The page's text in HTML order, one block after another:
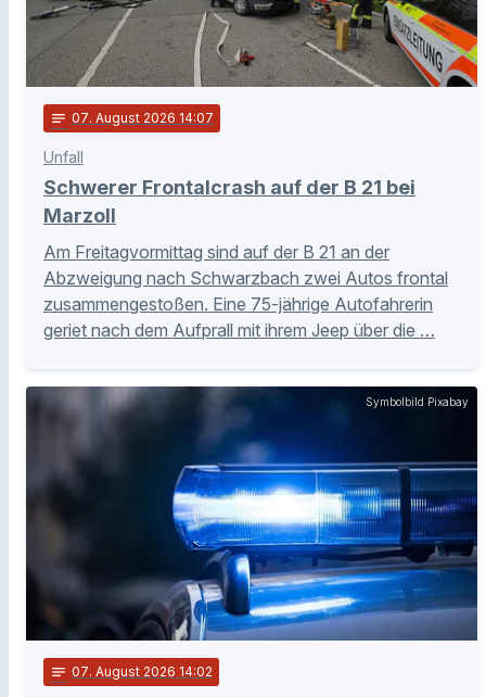
notes 07. August 2026 14:07
Unfall
Schwerer Frontalcrash auf der B 21 bei
Marzoll
Am Freitagvormittag sind auf der B 21 an der
Abzweigung nach Schwarzbach zwei Autos frontal
zusammengestoßen. Eine 75-jährige Autofahrerin
geriet nach dem Aufprall mit ihrem Jeep über die …
Symbolbild Pixabay
notes 07. August 2026 14:02